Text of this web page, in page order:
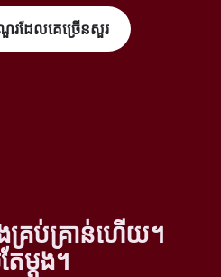
ដែលគេច្រើនសួរ
គ្រប់គ្រាន់ហើយ។
ម្តង។